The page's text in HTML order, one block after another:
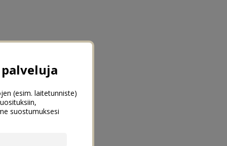
(esim. laitetunniste)
suostumuksesi